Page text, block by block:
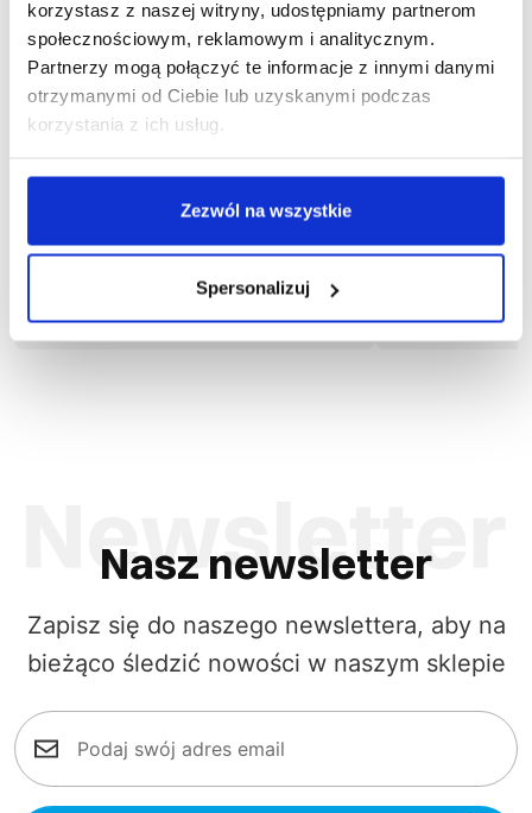
korzystasz z naszej witryny, udostępniamy partnerom
społecznościowym, reklamowym i analitycznym.
Partnerzy mogą połączyć te informacje z innymi danymi
otrzymanymi od Ciebie lub uzyskanymi podczas
korzystania z ich usług.
Zezwól na wszystkie
Spersonalizuj
1-03-105
Spodnie ogrodniczki NORMAN FLEX
88,35 zł brutto
Nasz newsletter
Zapisz się do naszego newslettera, aby na
bieżąco śledzić nowości w naszym sklepie